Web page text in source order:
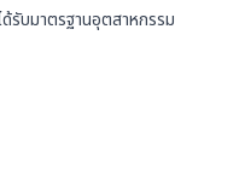
บมาตรฐานอุตสาหกรรม